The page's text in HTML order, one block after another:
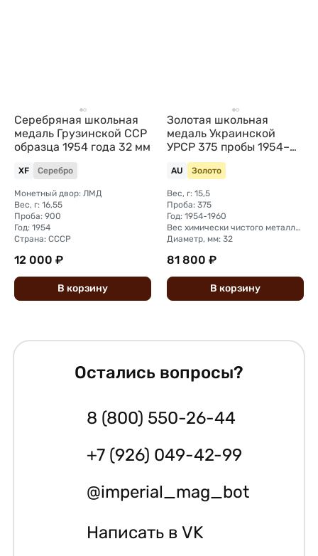
Серебряная школьная
медаль Грузинской ССР
образца 1954 года 32 мм
XF Серебро
Монетный двор: ЛМД
Вес, г: 16,55
Проба: 900
Год: 1954
Страна: СССР
12 000 ₽
В корзину
Золотая школьная
медаль Украинской
УРСР 375 пробы 1954–
1960 годов
AU Золото
Вес, г: 15,5
Проба: 375
Год: 1954-1960
Вес химически чистого металла, г: 5,81
Диаметр, мм: 32
81 800 ₽
В корзину
Остались вопросы?
8 (800) 550-26-44
+7 (926) 049-42-99
@imperial_mag_bot
Написать в VK